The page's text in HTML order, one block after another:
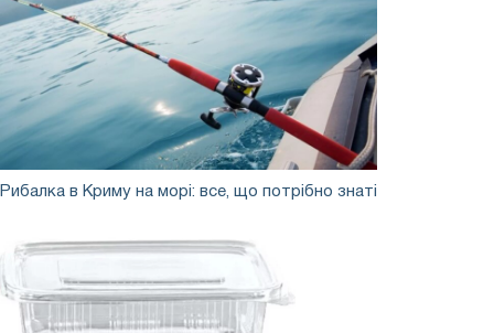
на
все,
що
Рибалка в Криму на морі: все, що потрібно знаті